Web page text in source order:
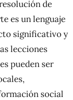
de
es un lenguaje
significativo y
lecciones
pueden ser
social